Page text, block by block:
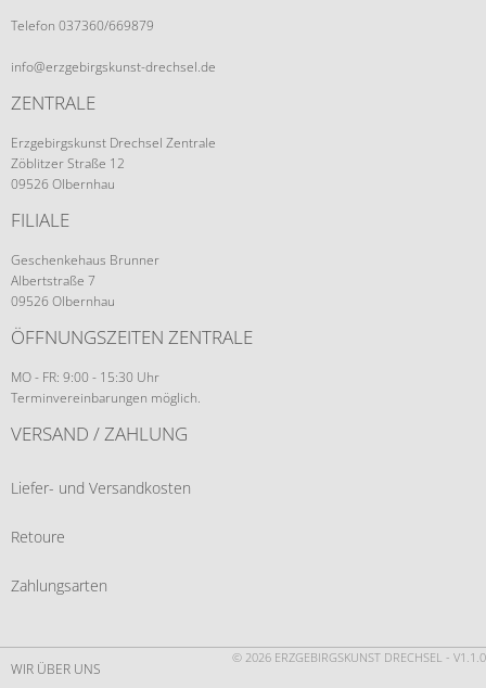
Telefon 037360/669879
info@erzgebirgskunst-drechsel.de
ZENTRALE
Erzgebirgskunst Drechsel Zentrale
Zöblitzer Straße 12
09526 Olbernhau
FILIALE
Geschenkehaus Brunner
Albertstraße 7
09526 Olbernhau
ÖFFNUNGSZEITEN ZENTRALE
MO - FR: 9:00 - 15:30 Uhr
Terminvereinbarungen möglich.
VERSAND / ZAHLUNG
Liefer- und Versandkosten
Retoure
Zahlungsarten
© 2026 ERZGEBIRGSKUNST DRECHSEL - V1.1.0
WIR ÜBER UNS